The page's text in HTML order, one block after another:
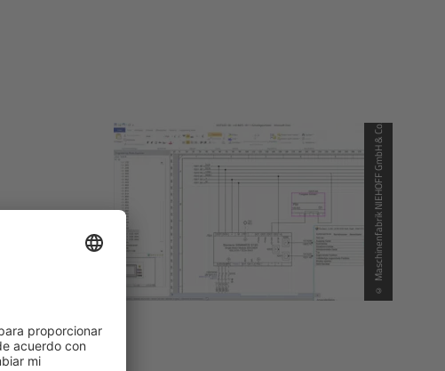
© Maschinenfabrik NIEHOFF GmbH & Co. KG